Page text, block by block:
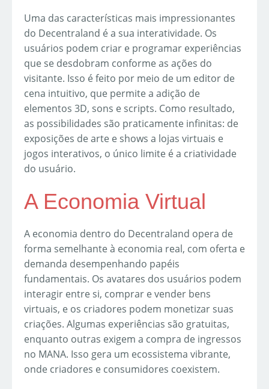
Uma das características mais impressionantes
do Decentraland é a sua interatividade. Os
usuários podem criar e programar experiências
que se desdobram conforme as ações do
visitante. Isso é feito por meio de um editor de
cena intuitivo, que permite a adição de
elementos 3D, sons e scripts. Como resultado,
as possibilidades são praticamente infinitas: de
exposições de arte e shows a lojas virtuais e
jogos interativos, o único limite é a criatividade
do usuário.
A Economia Virtual
A economia dentro do Decentraland opera de
forma semelhante à economia real, com oferta e
demanda desempenhando papéis
fundamentais. Os avatares dos usuários podem
interagir entre si, comprar e vender bens
virtuais, e os criadores podem monetizar suas
criações. Algumas experiências são gratuitas,
enquanto outras exigem a compra de ingressos
no MANA. Isso gera um ecossistema vibrante,
onde criadores e consumidores coexistem.